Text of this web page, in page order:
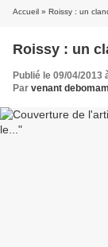
Accueil » Roissy : un
Roissy : un
Publié le 09/04/2013
Par venant